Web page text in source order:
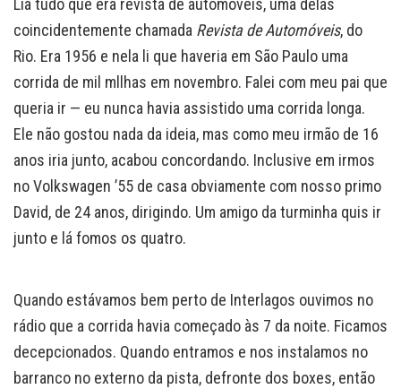
Lia tudo que era revista de automóveis, uma delas
coincidentemente chamada Revista de Automóveis, do
Rio. Era 1956 e nela li que haveria em São Paulo uma
corrida de mil mllhas em novembro. Falei com meu pai que
queria ir — eu nunca havia assistido uma corrida longa.
Ele não gostou nada da ideia, mas como meu irmão de 16
anos iria junto, acabou concordando. Inclusive em irmos
no Volkswagen ’55 de casa obviamente com nosso primo
David, de 24 anos, dirigindo. Um amigo da turminha quis ir
junto e lá fomos os quatro.
Quando estávamos bem perto de Interlagos ouvimos no
rádio que a corrida havia começado às 7 da noite. Ficamos
decepcionados. Quando entramos e nos instalamos no
barranco no externo da pista, defronte dos boxes, então